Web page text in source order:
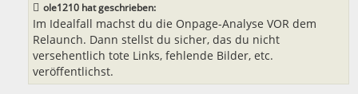
ole1210 hat geschrieben:
Im Idealfall machst du die Onpage-Analyse VOR dem
Relaunch. Dann stellst du sicher, das du nicht
versehentlich tote Links, fehlende Bilder, etc.
veröffentlichst.